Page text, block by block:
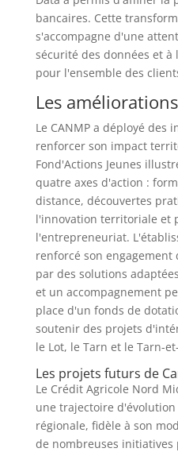
bancaires. Cette
s'accompagne d'une
sécurité des données et à
pour l'ensemble des
Les
Le CANMP a déployé des
renforcer son impact
Fond'Actions Jeunes
quatre axes d'action :
distance, découvertes
l'innovation territoriale et
l'entrepreneuriat.
renforcé son
par des solutions
et un accompagnement
place d'un fonds de
soutenir des projets
le Lot, le Tarn et le Tarn-
Les projets futurs de
Le Crédit Agricole Nord
une trajectoire
régionale, fidèle à son
de nombreuses